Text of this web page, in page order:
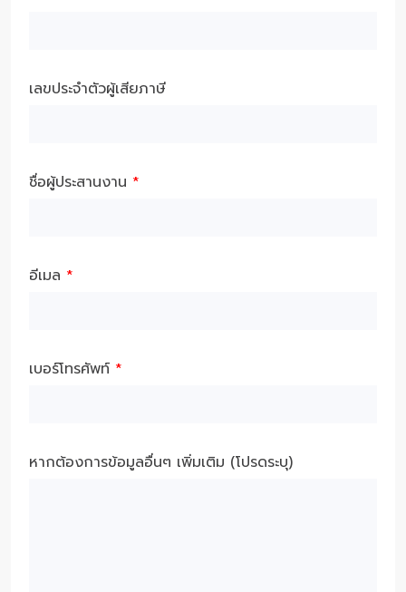
เลขประจำตัวผู้เสียภาษี
ชื่อผู้ประสานงาน *
อีเมล *
เบอร์โทรศัพท์ *
หากต้องการข้อมูลอื่นๆ เพิ่มเติม (โปรดระบุ)